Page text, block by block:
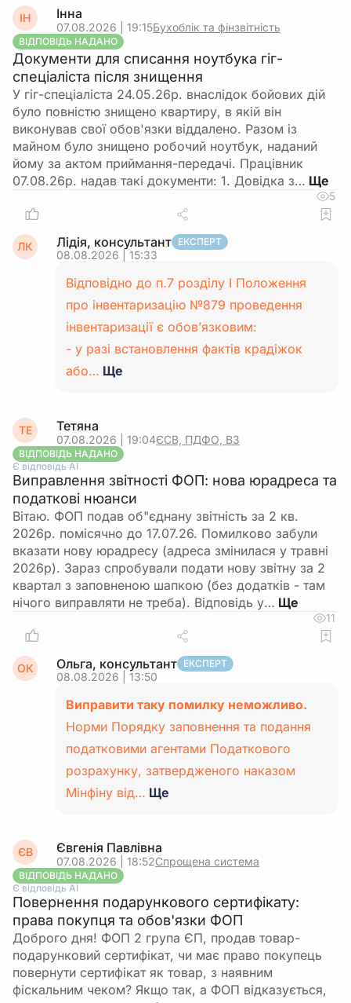
ІН Інна
07.08.2026 | 19:15Бухоблік та фінзвітність
ВІДПОВІДЬ НАДАНО
Документи для списання ноутбука гіг-
спеціаліста після знищення
У гіг-спеціаліста 24.05.26р. внаслідок бойових дій
було повністю знищено квартиру, в якій він
виконував свої обов'язки віддалено. Разом із
майном було знищено робочий ноутбук, наданий
йому за актом приймання-передачі. Працівник
07.08.26р. надав такі документи: 1. Довідка з…
5
ЛК Лідія, консультант ЕКСПЕРТ
08.08.2026 | 15:33
Відповідно до п.7 розділу І Положення
про інвентаризацію №879 проведення
інвентаризації є обов’язковим:
- у разі встановлення фактів крадіжок
або… Ще
ТЕ Тетяна
07.08.2026 | 19:04ЄСВ, ПДФО, ВЗ
ВІДПОВІДЬ НАДАНО
Є відповідь АІ
Виправлення звітності ФОП: нова юрадреса та
податкові нюанси
Вітаю. ФОП подав об"єднану звітність за 2 кв.
2026р. помісячно до 17.07.26. Помилково забули
вказати нову юрадресу (адреса змінилася у травні
2026р). Зараз спробували подати нову звітну за 2
квартал з заповненою шапкою (без додатків - там
нічого виправляти не треба). Відповідь у…
11
ОК Ольга, консультант ЕКСПЕРТ
08.08.2026 | 13:50
Виправити таку помилку неможливо.
Норми Порядку заповнення та подання
податковими агентами Податкового
розрахунку, затвердженого наказом
Мінфіну від… Ще
ЄВ Євгенія Павлівна
07.08.2026 | 18:52Спрощена система
ВІДПОВІДЬ НАДАНО
Є відповідь АІ
Повернення подарункового сертифікату:
права покупця та обов'язки ФОП
Доброго дня! ФОП 2 група ЄП, продав товар-
подарунковий сертифікат, чи має право покупець
повернути сертифікат як товар, з наявним
фіскальним чеком? Якщо так, а ФОП відказується,